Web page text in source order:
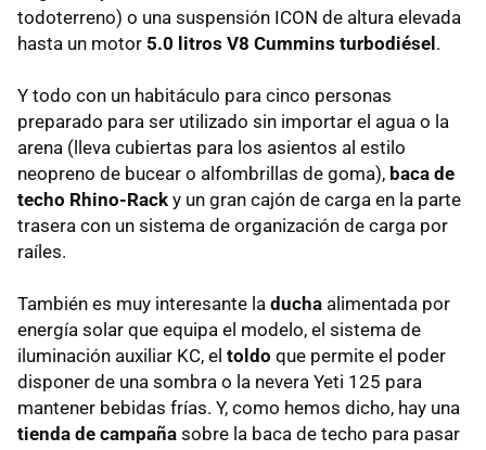
todoterreno) o una suspensión ICON de altura elevada
hasta un motor 5.0 litros V8 Cummins turbodiésel.
Y todo con un habitáculo para cinco personas
preparado para ser utilizado sin importar el agua o la
arena (lleva cubiertas para los asientos al estilo
neopreno de bucear o alfombrillas de goma), baca de
techo Rhino-Rack y un gran cajón de carga en la parte
trasera con un sistema de organización de carga por
raíles.
También es muy interesante la ducha alimentada por
energía solar que equipa el modelo, el sistema de
iluminación auxiliar KC, el toldo que permite el poder
disponer de una sombra o la nevera Yeti 125 para
mantener bebidas frías. Y, como hemos dicho, hay una
tienda de campaña sobre la baca de techo para pasar